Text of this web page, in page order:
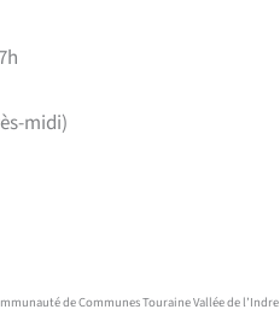
midi)
de Communes Touraine Vallée de l’Indre